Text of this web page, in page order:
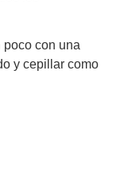
con una
y cepillar como